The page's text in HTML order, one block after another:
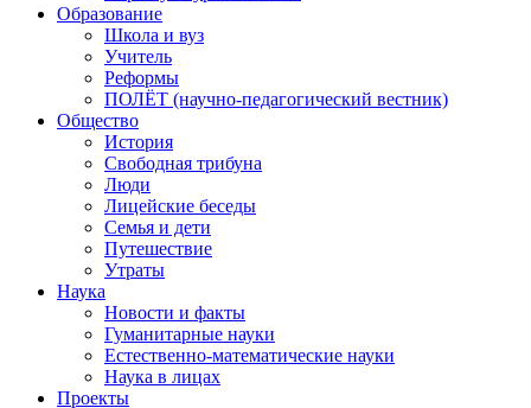
Образование
Школа и вуз
Учитель
Реформы
ПОЛЁТ (научно-педагогический вестник)
Общество
История
Свободная трибуна
Люди
Лицейские беседы
Семья и дети
Путешествие
Утраты
Наука
Новости и факты
Гуманитарные науки
Естественно-математические науки
Наука в лицах
Проекты